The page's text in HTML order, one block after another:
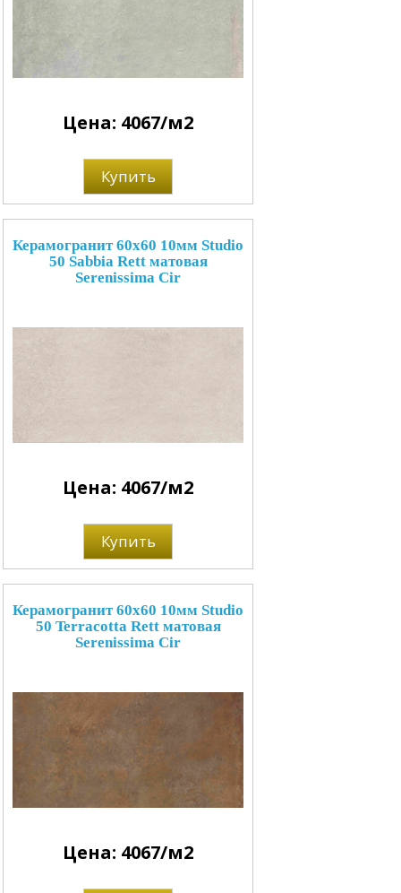
Цена: 4067/м2
Купить
Керамогранит 60x60 10мм Studio
50 Sabbia Rett матовая
Serenissima Cir
Цена: 4067/м2
Купить
Керамогранит 60x60 10мм Studio
50 Terracotta Rett матовая
Serenissima Cir
Цена: 4067/м2